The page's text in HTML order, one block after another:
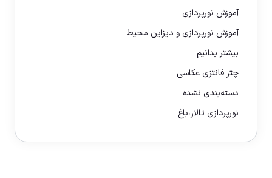
آموزش نورپردازی
آموزش نورپردازی و دیزاین محیط
بیشتر بدانیم
چتر فانتزی عکاسی
دسته‌بندی نشده
نورپردازی تالار،باغ